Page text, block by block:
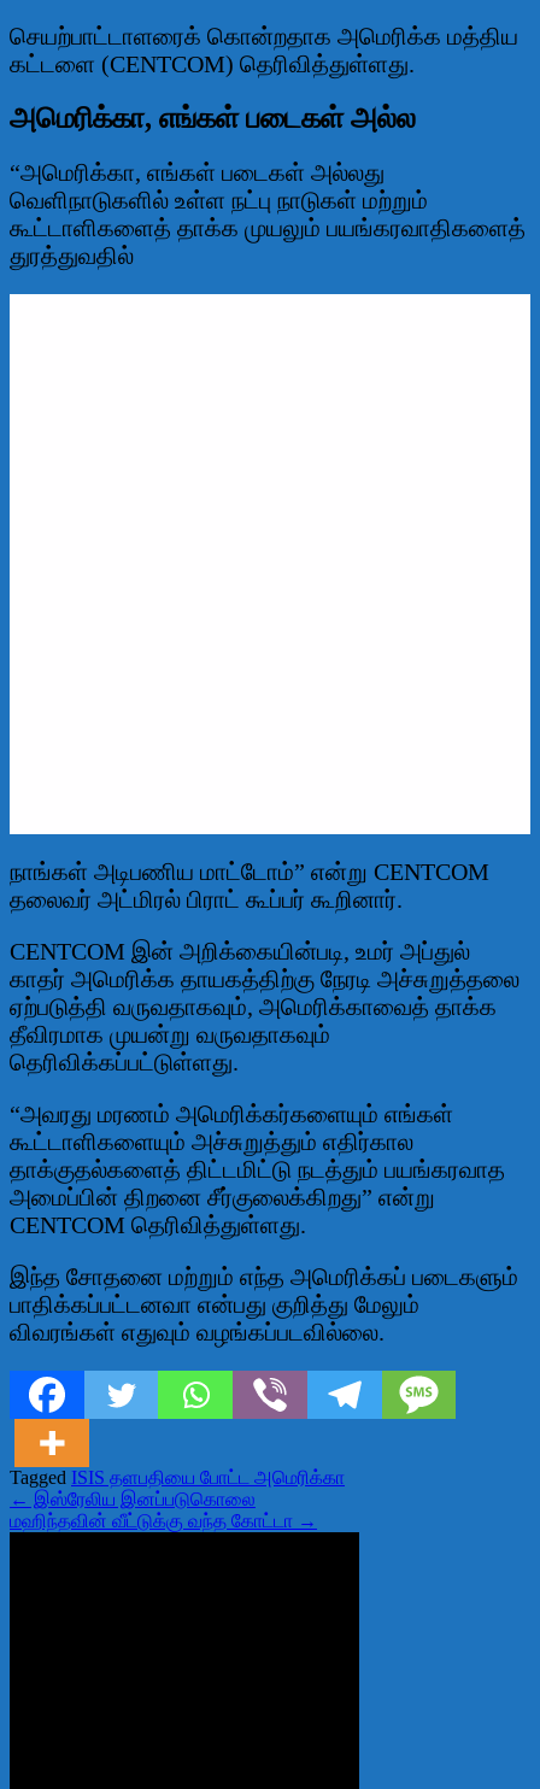
செயற்பாட்டாளரைக் கொன்றதாக அமெரிக்க மத்திய
கட்டளை (CENTCOM) தெரிவித்துள்ளது.
அமெரிக்கா, எங்கள் படைகள் அல்ல
“அமெரிக்கா, எங்கள் படைகள் அல்லது
வெளிநாடுகளில் உள்ள நட்பு நாடுகள் மற்றும்
கூட்டாளிகளைத் தாக்க முயலும் பயங்கரவாதிகளைத்
துரத்துவதில்
நாங்கள் அடிபணிய மாட்டோம்” என்று CENTCOM
தலைவர் அட்மிரல் பிராட் கூப்பர் கூறினார்.
CENTCOM இன் அறிக்கையின்படி, உமர் அப்துல்
காதர் அமெரிக்க தாயகத்திற்கு நேரடி அச்சுறுத்தலை
ஏற்படுத்தி வருவதாகவும், அமெரிக்காவைத் தாக்க
தீவிரமாக முயன்று வருவதாகவும்
தெரிவிக்கப்பட்டுள்ளது.
“அவரது மரணம் அமெரிக்கர்களையும் எங்கள்
கூட்டாளிகளையும் அச்சுறுத்தும் எதிர்கால
தாக்குதல்களைத் திட்டமிட்டு நடத்தும் பயங்கரவாத
அமைப்பின் திறனை சீர்குலைக்கிறது” என்று
CENTCOM தெரிவித்துள்ளது.
இந்த சோதனை மற்றும் எந்த அமெரிக்கப் படைகளும்
பாதிக்கப்பட்டனவா என்பது குறித்து மேலும்
விவரங்கள் எதுவும் வழங்கப்படவில்லை.
Tagged ISIS தளபதியை போட்ட அமெரிக்கா
Post
navigation
← இஸ்ரேலிய இனப்படுகொலை
மஹிந்தவின் வீட்டுக்கு வந்த கோட்டா →